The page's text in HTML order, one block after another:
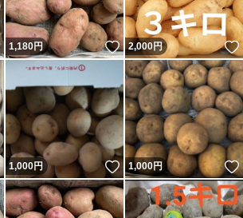
いいね！
1,180円 いいね！
2,000円
いいね！
1,000円 いいね！
1,000円